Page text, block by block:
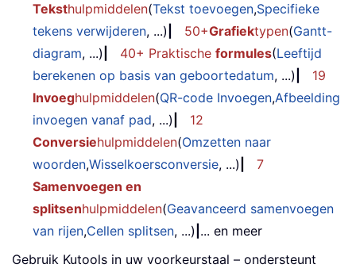
Teksthulpmiddelen(Tekst toevoegen,Specifieke
tekens verwijderen, ...) 50+Grafiektypen(Gantt-
diagram, ...) 40+ Praktische formules(Leeftijd
berekenen op basis van geboortedatum, ...)
19
Invoeghulpmiddelen(QR-code Invoegen,Afbeelding
invoegen vanaf pad, ...)
12
Conversiehulpmiddelen(Omzetten naar
woorden,Wisselkoersconversie, ...)
7
Samenvoegen en
splitsenhulpmiddelen(Geavanceerd samenvoegen
van rijen,Cellen splitsen, ...) ... en meer
Gebruik Kutools in uw voorkeurstaal – ondersteunt